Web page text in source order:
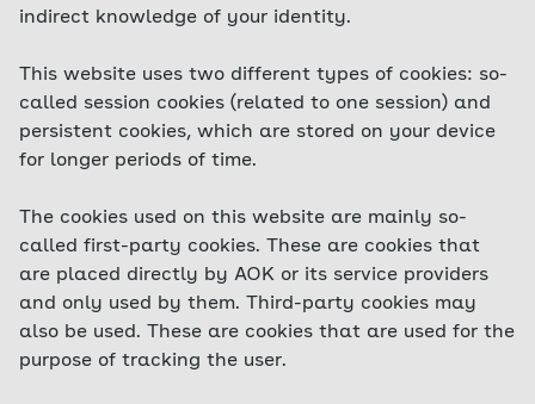
indirect knowledge of your identity.
This website uses two different types of cookies: so-
called session cookies (related to one session) and
persistent cookies, which are stored on your device
for longer periods of time.
The cookies used on this website are mainly so-
called first-party cookies. These are cookies that
are placed directly by AOK or its service providers
and only used by them. Third-party cookies may
also be used. These are cookies that are used for the
purpose of tracking the user.